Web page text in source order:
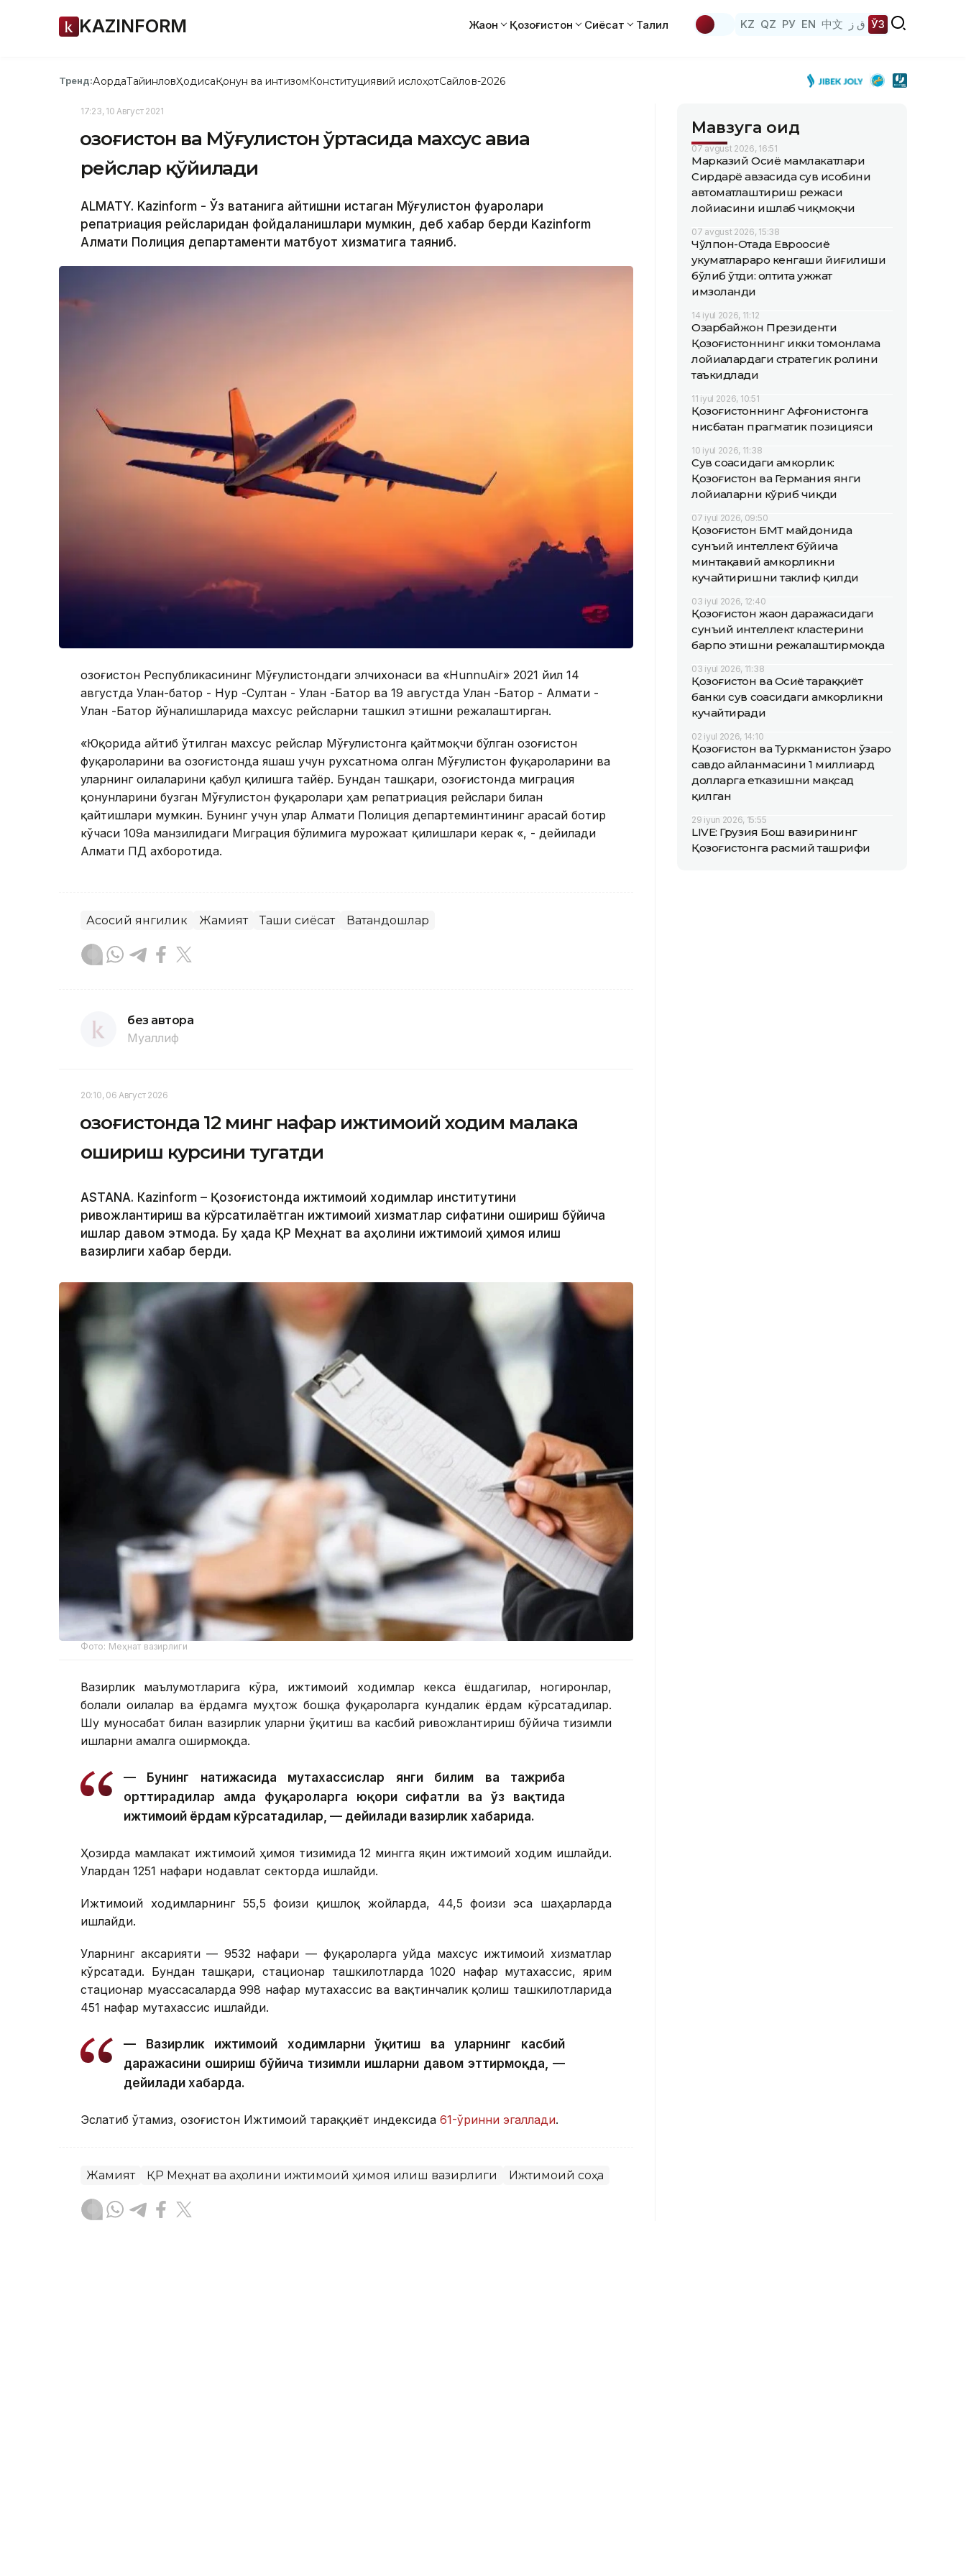
KAZINFORM Жаҳон Қозоғистон Сиёсат Таҳлил KZ QZ РУ EN 中文 ق ز ЎЗ
Тренд:АқордаТайинловҲодисаҚонун ва интизомКонституциявий ислоҳотСайлов-2026
17:23, 10 Август 2021
Қозоғистон ва Мўғулистон ўртасида махсус авиа
рейслар қўйилади
ALMATY. Kazinform - Ўз ватанига қайтишни истаган Мўғулистон фуқаролари
репатриация рейсларидан фойдаланишлари мумкин, деб хабар берди Kazinform
Алмати Полиция департаменти матбуот хизматига таяниб.
Қозоғистон Республикасининг Мўғулистондаги элчихонаси ва «HunnuAir» 2021 йил 14
августда Улан-батор - Нур -Султан - Улан -Батор ва 19 августда Улан -Батор - Алмати -
Улан -Батор йўналишларида махсус рейсларни ташкил этишни режалаштирган.
«Юқорида айтиб ўтилган махсус рейслар Мўғулистонга қайтмоқчи бўлган Қозоғистон
фуқароларини ва Қозоғистонда яшаш учун рухсатнома олган Мўғулистон фуқароларини ва
уларнинг оилаларини қабул қилишга тайёр. Бундан ташқари, Қозоғистонда миграция
қонунларини бузган Мўғулистон фуқаролари ҳам репатриация рейслари билан
қайтишлари мумкин. Бунинг учун улар Алмати Полиция департеминтининг Қарасай ботир
кўчаси 109а манзилидаги Миграция бўлимига мурожаат қилишлари керак «, - дейилади
Алмати ПД ахборотида.
Асосий янгилик Жамият Ташқи сиёсат Ватандошлар
без автора
Муаллиф
20:10, 06 Август 2026
Қозоғистонда 12 минг нафар ижтимоий ходим малака
ошириш курсини тугатди
ASTANА. Кazinform – Қозоғистонда ижтимоий ходимлар институтини
ривожлантириш ва кўрсатилаётган ижтимоий хизматлар сифатини ошириш бўйича
ишлар давом этмоқда. Бу ҳақда ҚР Меҳнат ва аҳолини ижтимоий ҳимоя қилиш
вазирлиги хабар берди.
Фото: Меҳнат вазирлиги
Вазирлик маълумотларига кўра, ижтимоий ходимлар кекса ёшдагилар, ногиронлар,
болали оилалар ва ёрдамга муҳтож бошқа фуқароларга кундалик ёрдам кўрсатадилар.
Шу муносабат билан вазирлик уларни ўқитиш ва касбий ривожлантириш бўйича тизимли
ишларни амалга оширмоқда.
— Бунинг натижасида мутахассислар янги билим ва тажриба
орттирадилар ҳамда фуқароларга юқори сифатли ва ўз вақтида
ижтимоий ёрдам кўрсатадилар, — дейилади вазирлик хабарида.
Ҳозирда мамлакат ижтимоий ҳимоя тизимида 12 мингга яқин ижтимоий ходим ишлайди.
Улардан 1251 нафари нодавлат секторда ишлайди.
Ижтимоий ходимларнинг 55,5 фоизи қишлоқ жойларда, 44,5 фоизи эса шаҳарларда
ишлайди.
Уларнинг аксарияти — 9532 нафари — фуқароларга уйда махсус ижтимоий хизматлар
кўрсатади. Бундан ташқари, стационар ташкилотларда 1020 нафар мутахассис, ярим
стационар муассасаларда 998 нафар мутахассис ва вақтинчалик қолиш ташкилотларида
451 нафар мутахассис ишлайди.
— Вазирлик ижтимоий ходимларни ўқитиш ва уларнинг касбий
даражасини ошириш бўйича тизимли ишларни давом эттирмоқда, —
дейилади хабарда.
Эслатиб ўтамиз, Қозоғистон Ижтимоий тараққиёт индексида 61-ўринни эгаллади.
Жамият ҚР Меҳнат ва аҳолини ижтимоий ҳимоя қилиш вазирлиги Ижтимоий соҳа
Мавзуга оид
07 avgust 2026, 16:51
Марказий Осиё мамлакатлари
Сирдарё ҳавзасида сув ҳисобини
автоматлаштириш режаси
лойиҳасини ишлаб чиқмоқчи
07 avgust 2026, 15:38
Чўлпон-Отада Евроосиё
ҳукуматлараро кенгаши йиғилиши
бўлиб ўтди: олтита ҳужжат
имзоланди
14 iyul 2026, 11:12
Озарбайжон Президенти
Қозоғистоннинг икки томонлама
лойиҳалардаги стратегик ролини
таъкидлади
11 iyul 2026, 10:51
Қозоғистоннинг Афғонистонга
нисбатан прагматик позицияси
10 iyul 2026, 11:38
Сув соҳасидаги ҳамкорлик:
Қозоғистон ва Германия янги
лойиҳаларни кўриб чиқди
07 iyul 2026, 09:50
Қозоғистон БМТ майдонида
сунъий интеллект бўйича
минтақавий ҳамкорликни
кучайтиришни таклиф қилди
03 iyul 2026, 12:40
Қозоғистон жаҳон даражасидаги
сунъий интеллект кластерини
барпо этишни режалаштирмоқда
03 iyul 2026, 11:38
Қозоғистон ва Осиё тараққиёт
банки сув соҳасидаги ҳамкорликни
кучайтиради
02 iyul 2026, 14:10
Қозоғистон ва Туркманистон ўзаро
савдо айланмасини 1 миллиард
долларга етказишни мақсад
қилган
29 iyun 2026, 15:55
LIVE: Грузия Бош вазирининг
Қозоғистонга расмий ташрифи